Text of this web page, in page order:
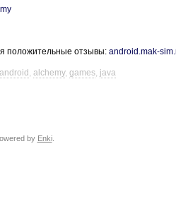
положительные отзывы: android.mak-
android, alchemy, games, java
by Enki.